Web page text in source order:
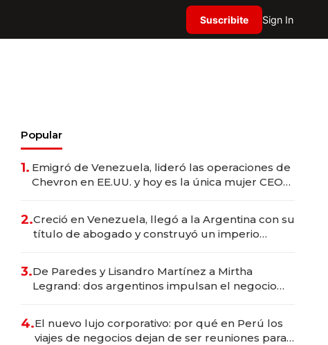
Suscribite Sign In
Popular
1. Emigró de Venezuela, lideró las operaciones de
Chevron en EE.UU. y hoy es la única mujer CEO
2.Creció en Venezuela, llegó a la Argentina con su
título de abogado y construyó un imperio
3.De Paredes y Lisandro Martínez a Mirtha
Legrand: dos argentinos impulsan el negocio
4.El nuevo lujo corporativo: por qué en Perú los
viajes de negocios dejan de ser reuniones para